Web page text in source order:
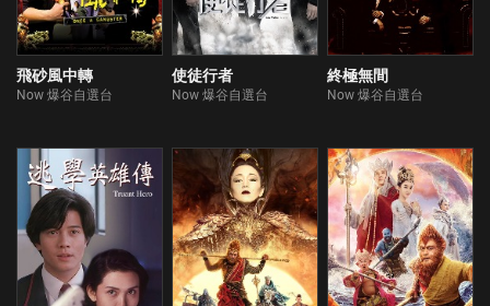
飛砂風中轉
Now 爆谷自選台
使徒行者
Now 爆谷自選台
終極無間
Now 爆谷自選台